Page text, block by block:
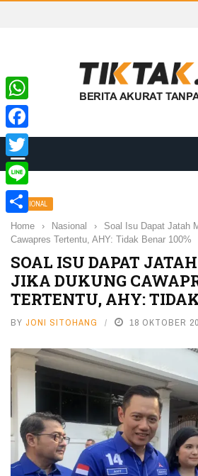
NASIONAL
Home › Nasional ›
Soal Isu Dapat Jatah
Cawapres Tertentu, AHY: Tidak Benar 100%
SOAL ISU DAPAT
JIKA DUKUNG
TERTENTU, AHY:
BY JONI SITOHANG 18 OKTOBER
WhatsApp
Facebook
Twitter
Line
Share